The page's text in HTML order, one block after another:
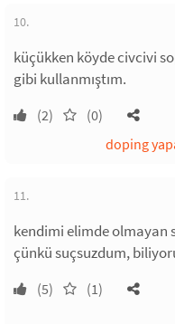
10.
küçükken köyde civcivi
gibi kullanmıştım.
(2) (0)
doping
11.
kendimi elimde olmayan
çünkü suçsuzdum,
(5) (1)